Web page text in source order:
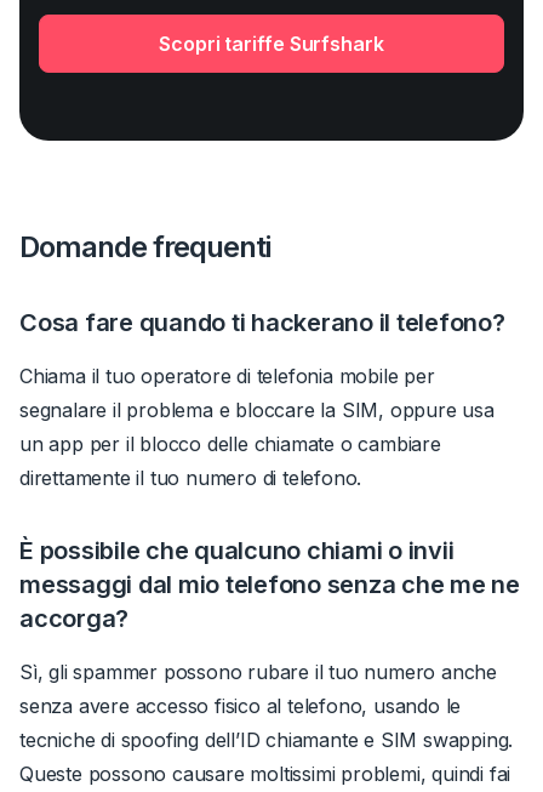
Scopri tariffe Surfshark
Domande frequenti
Cosa fare quando ti hackerano il telefono?
Chiama il tuo operatore di telefonia mobile per
segnalare il problema e bloccare la SIM, oppure usa
un app per il blocco delle chiamate o cambiare
direttamente il tuo numero di telefono.
È possibile che qualcuno chiami o invii
messaggi dal mio telefono senza che me ne
accorga?
Sì, gli spammer possono rubare il tuo numero anche
senza avere accesso fisico al telefono, usando le
tecniche di spoofing dell’ID chiamante e SIM swapping.
Queste possono causare moltissimi problemi, quindi fai